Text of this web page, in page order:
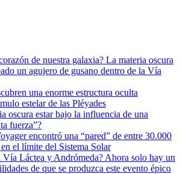
de nuestra galaxia? La materia oscura
un agujero de gusano dentro de la Vía
una enorme estructura oculta
estelar de las Pléyades
oscura estar bajo la influencia de una
fuerza”?
encontró una “pared” de entre 30.000
el límite del Sistema Solar
Vía Láctea y Andrómeda? Ahora solo hay un
de que se produzca este evento épico